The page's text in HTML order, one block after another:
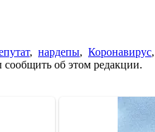
, нардепы, Коронавирус,
об этом редакции.